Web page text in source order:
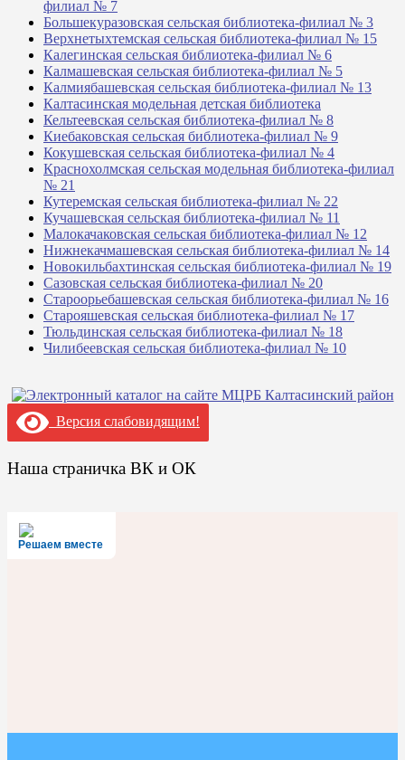
филиал № 7
Большекуразовская сельская библиотека-филиал № 3
Верхнетыхтемская сельская библиотека-филиал № 15
Калегинская сельская библиотека-филиал № 6
Калмашевская сельская библиотека-филиал № 5
Калмиябашевская сельская библиотека-филиал № 13
Калтасинская модельная детская библиотека
Кельтеевская сельская библиотека-филиал № 8
Киебаковская сельская библиотека-филиал № 9
Кокушевская сельская библиотека-филиал № 4
Краснохолмская сельская модельная библиотека-филиал
№ 21
Кутеремская сельская библиотека-филиал № 22
Кучашевская сельская библиотека-филиал № 11
Малокачаковская сельская библиотека-филиал № 12
Нижнекачмашевская сельская библиотека-филиал № 14
Новокильбахтинская сельская библиотека-филиал № 19
Сазовская сельская библиотека-филиал № 20
Староорьебашевская сельская библиотека-филиал № 16
Старояшевская сельская библиотека-филиал № 17
Тюльдинская сельская библиотека-филиал № 18
Чилибеевская сельская библиотека-филиал № 10
Версия слабовидящим!
Наша страничка ВК и ОК
Решаем вместе